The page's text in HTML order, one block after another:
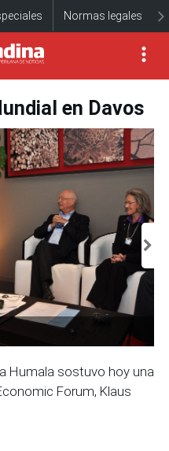
Normas legales
en Davos
Humala sostuvo hoy una
Forum, Klaus